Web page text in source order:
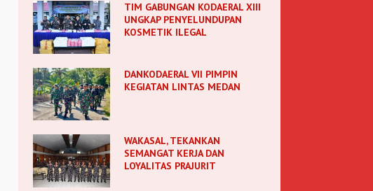
TIM GABUNGAN KODAERAL XIII
UNGKAP PENYELUNDUPAN
KOSMETIK ILEGAL
DANKODAERAL VII PIMPIN
KEGIATAN LINTAS MEDAN
WAKASAL, TEKANKAN
SEMANGAT KERJA DAN
LOYALITAS PRAJURIT